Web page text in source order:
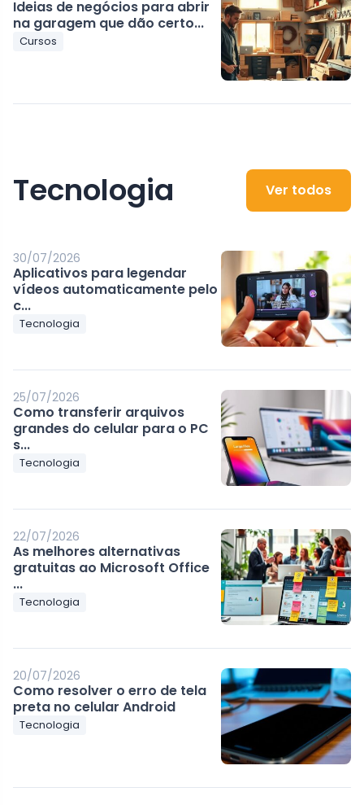
Ideias de negócios para abrir
na garagem que dão certo...
Cursos
Tecnologia Ver todos
30/07/2026
Aplicativos para legendar
vídeos automaticamente pelo
c...
Tecnologia
25/07/2026
Como transferir arquivos
grandes do celular para o PC
s...
Tecnologia
22/07/2026
As melhores alternativas
gratuitas ao Microsoft Office
...
Tecnologia
20/07/2026
Como resolver o erro de tela
preta no celular Android
Tecnologia